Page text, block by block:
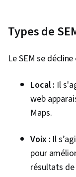
de
sur
Types de
Le SEM se
Local : Il
web
Maps.
Voix : Il
pour
résultats de